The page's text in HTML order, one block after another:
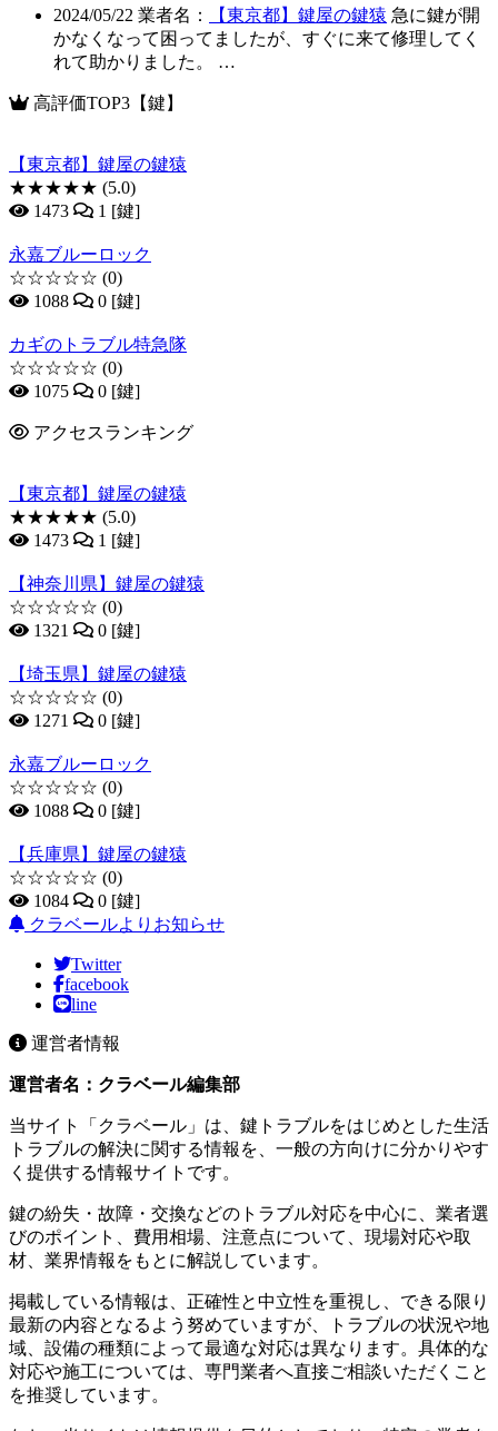
2024/05/22 業者名： 【東京都】鍵屋の鍵猿 急に鍵が開
かなくなって困ってましたが、すぐに来て修理してく
れて助かりました。 …
高評価TOP3【鍵】
【東京都】鍵屋の鍵猿
★★★★★ (5.0)
1473
1 [鍵]
永嘉ブルーロック
☆☆☆☆☆ (0)
1088
0 [鍵]
カギのトラブル特急隊
☆☆☆☆☆ (0)
1075
0 [鍵]
アクセスランキング
【東京都】鍵屋の鍵猿
★★★★★ (5.0)
1473
1 [鍵]
【神奈川県】鍵屋の鍵猿
☆☆☆☆☆ (0)
1321
0 [鍵]
【埼玉県】鍵屋の鍵猿
☆☆☆☆☆ (0)
1271
0 [鍵]
永嘉ブルーロック
☆☆☆☆☆ (0)
1088
0 [鍵]
【兵庫県】鍵屋の鍵猿
☆☆☆☆☆ (0)
1084
0 [鍵]
クラベールよりお知らせ
Twitter
facebook
line
運営者情報
運営者名：クラベール編集部
当サイト「クラベール」は、鍵トラブルをはじめとした生活
トラブルの解決に関する情報を、一般の方向けに分かりやす
く提供する情報サイトです。
鍵の紛失・故障・交換などのトラブル対応を中心に、業者選
びのポイント、費用相場、注意点について、現場対応や取
材、業界情報をもとに解説しています。
掲載している情報は、正確性と中立性を重視し、できる限り
最新の内容となるよう努めていますが、トラブルの状況や地
域、設備の種類によって最適な対応は異なります。具体的な
対応や施工については、専門業者へ直接ご相談いただくこと
を推奨しています。